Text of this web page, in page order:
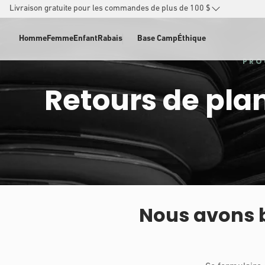
HommeFemmeEnfantRabais Base CampÉthique
Livraison gratuite pour les commandes de plus de 100 $
Retours de
Nous avons